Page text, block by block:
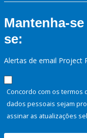
Mantenha-
se:
Alertas de email Project
Concordo com os termos
dados pessoais sejam
assinar as atualizações